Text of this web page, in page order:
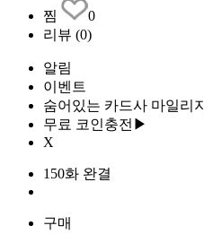
찜
0
리뷰 (0)
알림
이벤트
숨어있는 카드사 마일리지
무료 코인충전▶
X
150화 완결
구매